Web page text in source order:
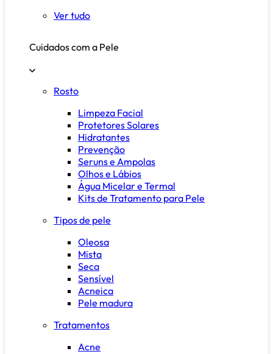
Ver tudo
Cuidados com a Pele
Rosto
Limpeza Facial
Protetores Solares
Hidratantes
Prevenção
Seruns e Ampolas
Olhos e Lábios
Água Micelar e Termal
Kits de Tratamento para Pele
Tipos de pele
Oleosa
Mista
Seca
Sensível
Acneica
Pele madura
Tratamentos
Acne